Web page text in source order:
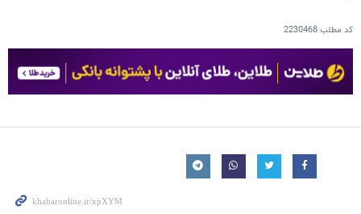
کد مطلب2230468